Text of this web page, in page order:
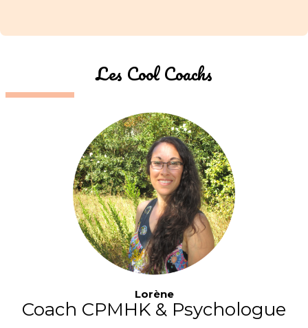
Les Cool Coachs
Lorène
Coach CPMHK & Psychologue